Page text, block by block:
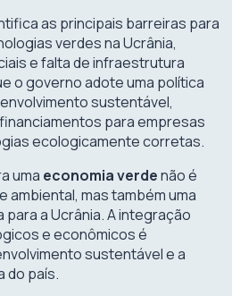
as principais barreiras para
verdes na Ucrânia,
e falta de infraestrutura
o governo adote uma política
sustentável,
para empresas
ecologicamente corretas.
uma economia verdenão é
ambiental, mas também uma
a Ucrânia. A integração
e econômicos é
sustentável e a
do país.